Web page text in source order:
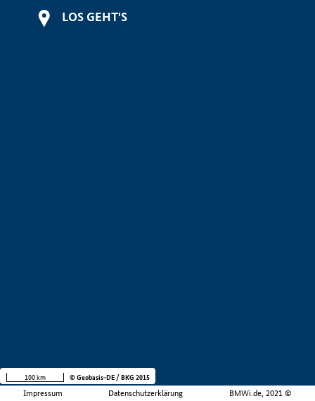
LOS GEHT'S
Impressum Datenschutzerklärung BMWi.de, 2021 ©
100 km © Geobasis-DE / BKG 2015